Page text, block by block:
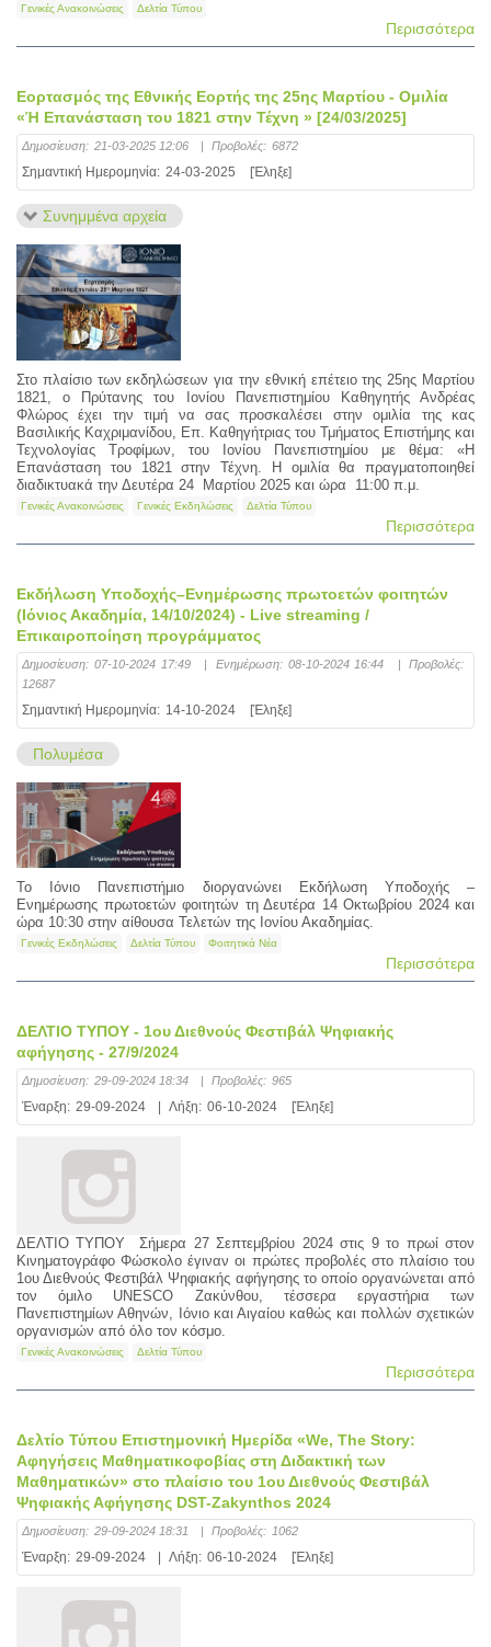
Γενικές Ανακοινώσεις Δελτία Τύπου
Περισσότερα
Εορτασμός της Εθνικής Εορτής της 25ης Μαρτίου - Ομιλία
«Ή Επανάσταση του 1821 στην Τέχνη » [24/03/2025]
Δημοσίευση: 21-03-2025 12:06 | Προβολές: 6872
Σημαντική Ημερομηνία: 24-03-2025 [Έληξε]
Συνημμένα αρχεία
Στο πλαίσιο των εκδηλώσεων για την εθνική επέτειο της 25ης Μαρτίου
1821, ο Πρύτανης του Ιονίου Πανεπιστημίου Καθηγητής Ανδρέας
Φλώρος έχει την τιμή να σας προσκαλέσει στην ομιλία της κας
Βασιλικής Καχριμανίδου, Επ. Καθηγήτριας του Τμήματος Επιστήμης και
Τεχνολογίας Τροφίμων, του Ιονίου Πανεπιστημίου με θέμα: «Η
Επανάσταση του 1821 στην Τέχνη. Η ομιλία θα πραγματοποιηθεί
διαδικτυακά την Δευτέρα 24 Μαρτίου 2025 και ώρα 11:00 π.μ.
Γενικές Ανακοινώσεις Γενικές Εκδηλώσεις Δελτία Τύπου
Περισσότερα
Εκδήλωση Υποδοχής–Ενημέρωσης πρωτοετών φοιτητών
(Ιόνιος Ακαδημία, 14/10/2024) - Live streaming /
Επικαιροποίηση προγράμματος
Δημοσίευση: 07-10-2024 17:49 Ενημέρωση: 08-10-2024 16:44
Προβολές:
12687
Σημαντική Ημερομηνία: 14-10-2024 [Έληξε]
Πολυμέσα
Το Ιόνιο Πανεπιστήμιο διοργανώνει Εκδήλωση Υποδοχής –
Ενημέρωσης πρωτοετών φοιτητών τη Δευτέρα 14 Οκτωβρίου 2024 και
ώρα 10:30 στην αίθουσα Τελετών της Ιονίου Ακαδημίας.
Γενικές Εκδηλώσεις Δελτία Τύπου Φοιτητικά Νέα
Περισσότερα
ΔΕΛΤΙΟ ΤΥΠΟΥ - 1ου Διεθνούς Φεστιβάλ Ψηφιακής
αφήγησης - 27/9/2024
Δημοσίευση: 29-09-2024 18:34 Προβολές: 965
Έναρξη: 29-09-2024 Λήξη: 06-10-2024 [Έληξε]
ΔΕΛΤΙΟ ΤΥΠΟΥ Σήμερα 27 Σεπτεμβρίου 2024 στις 9 το πρωί στον
Κινηματογράφο Φώσκολο έγιναν οι πρώτες προβολές στο πλαίσιο του
1ου Διεθνούς Φεστιβάλ Ψηφιακής αφήγησης το οποίο οργανώνεται από
τον όμιλο UNESCO Ζακύνθου, τέσσερα εργαστήρια των
Πανεπιστημίων Αθηνών, Ιόνιο και Αιγαίου καθώς και πολλών σχετικών
οργανισμών από όλο τον κόσμο.
Γενικές Ανακοινώσεις Δελτία Τύπου
Περισσότερα
Δελτίο Τύπου Επιστημονική Ημερίδα «We, The Story:
Αφηγήσεις Μαθηματικοφοβίας στη Διδακτική των
Μαθηματικών» στο πλαίσιο του 1ου Διεθνούς Φεστιβάλ
Ψηφιακής Αφήγησης DST-Zakynthos 2024
Δημοσίευση: 29-09-2024 18:31 Προβολές: 1062
Έναρξη: 29-09-2024 Λήξη: 06-10-2024 [Έληξε]